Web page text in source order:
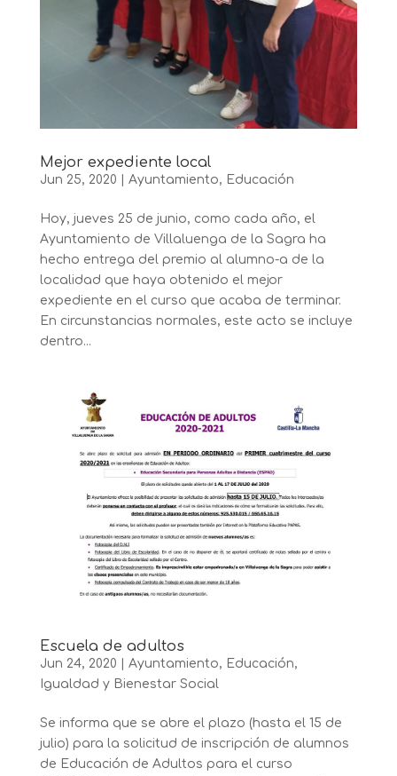
Mejor expediente local
Jun 25, 2020 Ayuntamiento, Educación
Hoy, jueves 25 de junio, como cada año, el
Ayuntamiento de Villaluenga de la Sagra ha
hecho entrega del premio al alumno-a de la
localidad que haya obtenido el mejor
expediente en el curso que acaba de terminar.
En circunstancias normales, este acto se incluye
dentro...
Escuela de adultos
Jun 24, 2020 Ayuntamiento, Educación,
Igualdad y Bienestar Social
Se informa que se abre el plazo (hasta el 15 de
julio) para la solicitud de inscripción de alumnos
de Educación de Adultos para el curso